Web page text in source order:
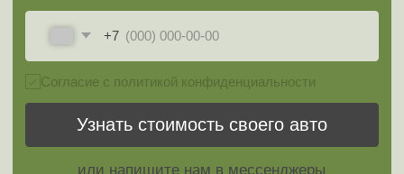
Какпродать
автомобиль ДВ
Ховерчерез
автовыкуп
МЭДЖИК АВТО?
до 5 минут